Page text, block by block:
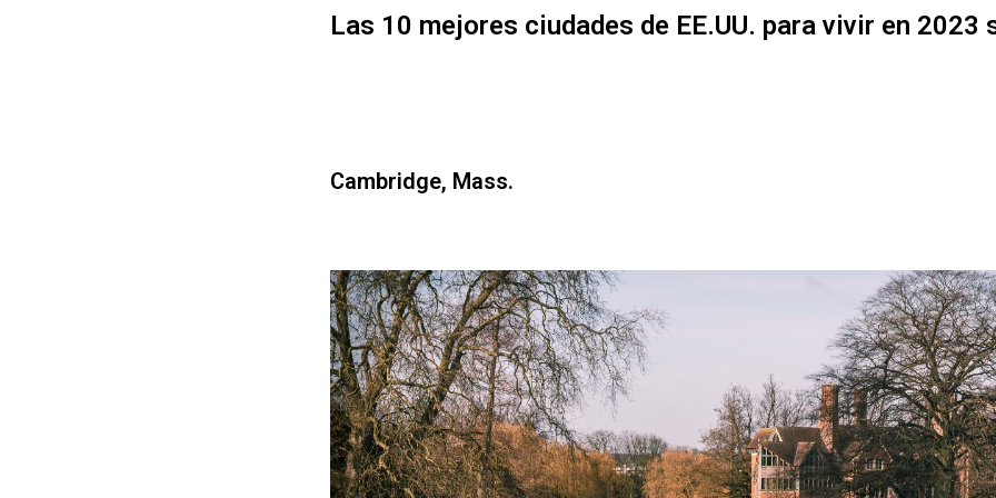
Las 10 mejores ciudades de EE.UU. para vivir en 2023
Cambridge, Mass.